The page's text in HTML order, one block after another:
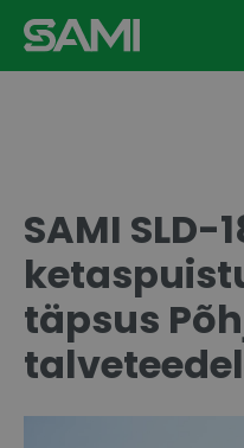
SAMI SLD-
täpsus